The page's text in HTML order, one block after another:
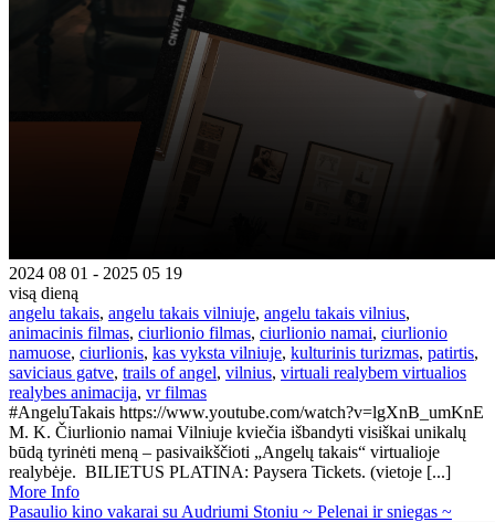
2024 08 01 - 2025 05 19
visą dieną
angelu takais, angelu takais vilniuje, angelu takais vilnius,
animacinis filmas, ciurlionio filmas, ciurlionio namai, ciurlionio
namuose, ciurlionis, kas vyksta vilniuje, kulturinis turizmas, patirtis,
saviciaus gatve, trails of angel, vilnius, virtuali realybem virtualios
realybes animacija, vr filmas
#AngeluTakais https://www.youtube.com/watch?v=lgXnB_umKnE
M. K. Čiurlionio namai Vilniuje kviečia išbandyti visiškai unikalų
būdą tyrinėti meną – pasivaikščioti „Angelų takais“ virtualioje
realybėje. BILIETUS PLATINA: Paysera Tickets. (vietoje [...]
More Info
Pasaulio kino vakarai su Audriumi Stoniu ~ Pelenai ir sniegas ~